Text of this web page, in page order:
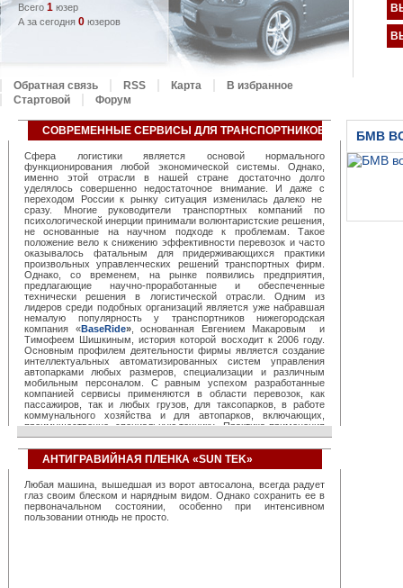
Всего 1 юзер
А за сегодня 0 юзеров
Обратная связь RSS Карта
В избранное
Стартовой
Форум
СОВРЕМЕННЫЕ СЕРВИСЫ ДЛЯ ТРАНСПОРТНИКОВ ОТ
Сфера логистики является основой нормального
функционирования любой экономической системы. Однако,
именно этой отрасли в нашей стране достаточно долго
уделялось совершенно недостаточное внимание. И даже с
переходом России к рынку ситуация изменилась далеко не
сразу. Многие руководители транспортных компаний по
психологической инерции принимали волюнтаристские решения,
не основанные на научном подходе к проблемам. Такое
положение вело к снижению эффективности перевозок и часто
оказывалось фатальным для придерживающихся практики
произвольных управленческих решений транспортных фирм.
Однако, со временем, на рынке появились предприятия,
предлагающие научно-проработанные и обеспеченные
технически решения в логистической отрасли. Одним из
лидеров среди подобных организаций является уже набравшая
немалую популярность у транспортников нижегородская
компания «BaseRide», основанная Евгением Макаровым и
Тимофеем Шишкиным, история которой восходит к 2006 году.
Основным профилем деятельности фирмы является создание
интеллектуальных автоматизированных систем управления
автопарками любых размеров, специализации и различным
мобильным персоналом. С равным успехом разработанные
компанией сервисы применяются в области перевозок, как
пассажиров, так и любых грузов, для таксопарков, в работе
коммунального хозяйства и для автопарков, включающих,
преимущественно, специальную технику. Практика применения
систем, созданных фирмой, позволяет повысить
эффективность работы любой транспортной организации,
примерно, на 40 процентов. Достаточно сказать, что всего один
диспетчер с их помощью оказывается в состоянии
контролировать около тысячи автомобилей. При этом резко
снижается количество нарушений на трассах, значительно
повышается общая дисциплина вождения и перевозок.
Компанией создано сразу несколько сервисов, использующих
«облачную» технологию, позволяющих полностью перекрыть
АНТИГРАВИЙНАЯ ПЛЕНКА «SUN TEK»
Любая машина, вышедшая из ворот автосалона, всегда радует
глаз своим блеском и нарядным видом. Однако сохранить ее в
первоначальном состоянии, особенно при интенсивном
пользовании отнюдь не просто.
БМВ